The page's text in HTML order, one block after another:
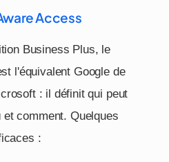
Access
Business Plus, le
l'équivalent Google de
: il définit qui peut
comment. Quelques
: